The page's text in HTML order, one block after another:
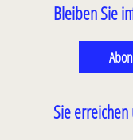
Bleiben Sie
Sie